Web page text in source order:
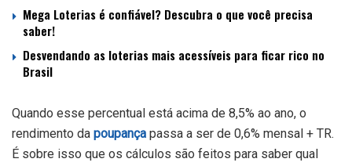
Mega Loterias é confiável? Descubra o que você precisa
saber!
Desvendando as loterias mais acessíveis para ficar rico no
Brasil
Quando esse percentual está acima de 8,5% ao ano, o
rendimento da poupança passa a ser de 0,6% mensal + TR.
É sobre isso que os cálculos são feitos para saber qual